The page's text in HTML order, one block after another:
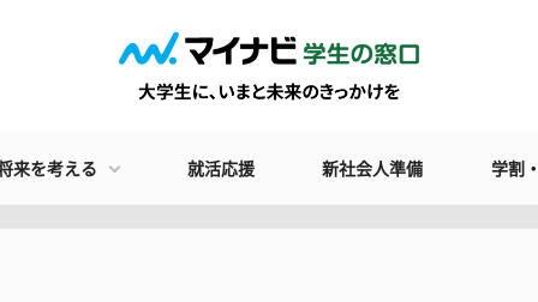
来を考える 就活応援 新社会人準備 学割